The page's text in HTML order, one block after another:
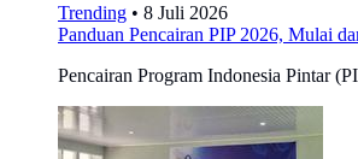
Trending • 8 Juli 2026
Panduan Pencairan PIP 2026, Mulai
Pencairan Program Indonesia Pintar